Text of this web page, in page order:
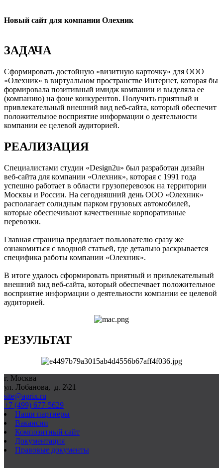
Новый сайт для компании Олехник
ЗАДАЧА
Сформировать достойную «визитную карточку» для ООО
«Олехник» в виртуальном пространстве Интернет, которая бы
формировала позитивный имидж компании и выделяла ее
(компанию) на фоне конкурентов. Получить приятный и
привлекательный внешний вид веб-сайта, который обеспечит
положительное восприятие информации о деятельности
компании ее целевой аудиторией.
РЕАЛИЗАЦИЯ
Специалистами студии «Design2u» был разработан дизайн
веб-сайта для компании «Олехник», которая с 1991 года
успешно работает в области грузоперевозок на территории
Москвы и России. На сегодняшний день ООО «Олехник»
располагает солидным парком грузовых автомобилей,
которые обеспечивают качественные корпоративные
перевозки.
Главная страница предлагает пользователю сразу же
ознакомиться с вводной статьей, где детально раскрывается
специфика работы компании «Олехник».
В итоге удалось сформировать приятный и привлекательный
внешний вид веб-сайта, который обеспечвает положительное
восприятие информации о деятельности компании ее целевой
аудиторией.
РЕЗУЛЬТАТ
г. Москва
ул. Лобанова, д. 2\21
site@aprix.ru
+7 (499) 677-5629
Наши партнеры
Вакансии
Композитный сайт
Документация
Правовые документы